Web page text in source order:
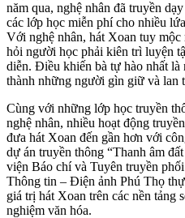
năm qua, nghệ nhân đã truyền
các lớp học miễn phí cho nhiều
Với nghệ nhân, hát Xoan tuy
hỏi người học phải kiên trì luyện
diễn. Điều khiến bà tự hào nhất là
thành những người gìn giữ và lan
Cùng với những lớp học truyền
nghệ nhân, nhiều hoạt động
đưa hát Xoan đến gần hơn với
dự án truyền thông “Thanh âm
viện Báo chí và Tuyên truyền
Thông tin – Điện ảnh Phú Thọ
giá trị hát Xoan trên các nền tảng
nghiệm văn hóa.